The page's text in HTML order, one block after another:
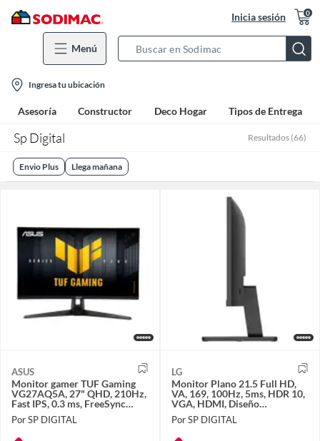
Inicia sesión 0
Menú
Bar
location-
icon
Ingresa tu ubicación
Asesoría Constructor Deco Hogar Tipos de Entrega
Sp Digital Resultados (66)
Envio Plus Llega mañana
ASUS
Monitor gamer TUF Gaming
VG27AQ5A, 27" QHD, 210Hz,
Fast IPS, 0.3 ms, FreeSync
Premium
Por SP DIGITAL
LG
Monitor Plano 21.5 Full HD,
VA, 169, 100Hz, 5ms, HDR 10,
VGA, HDMI, Diseño
ergonómico
Por SP DIGITAL